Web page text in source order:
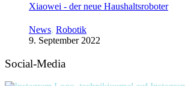
Xiaowei - der neue Haushaltsroboter
News, Robotik
9. September 2022
Social-Media